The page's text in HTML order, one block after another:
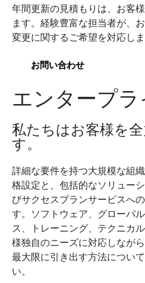
年間更新の見積もりは、お客
ます。経験豊富な担当者が、
変更に関するご希望を対応しま
お問い合わせ
エンタープ
私たちはお客様を
す。
詳細な要件を持つ大規模な組
格設定と、包括的なソリュー
びサクセスプランサービスへ
す。ソフトウェア、グローバ
ス、トレーニング、テクニカ
様独自のニーズに対応しなが
最大限に引き出す方法につい
い。